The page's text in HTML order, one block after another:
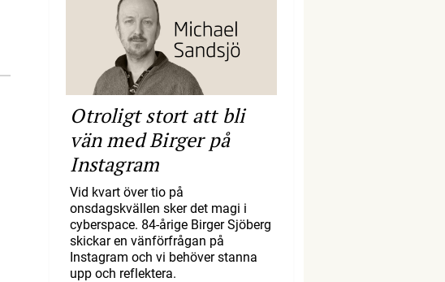
Otroligt stort att bli
vän med Birger på
Instagram
Vid kvart över tio på
onsdagskvällen sker det magi i
cyberspace. 84-årige Birger Sjöberg
skickar en vänförfrågan på
Instagram och vi behöver stanna
upp och reflektera.